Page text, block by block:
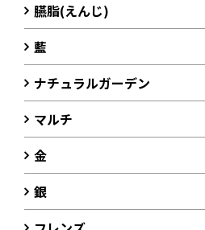
臙脂(えんじ)
藍
ナチュラルガーデン
マルチ
金
銀